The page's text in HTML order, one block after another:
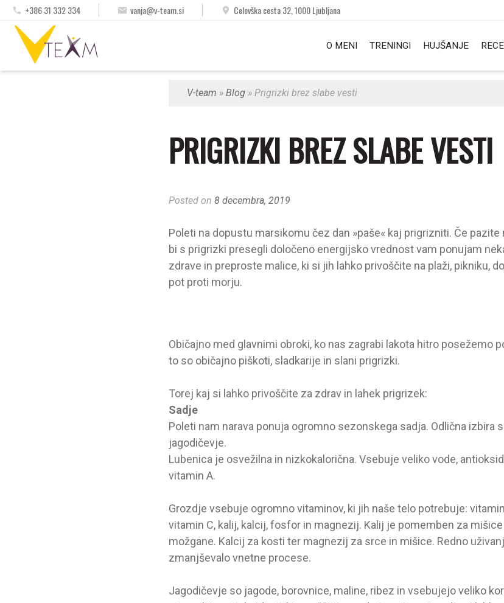
Skip
content
+386 31 332 334 vanja@v-team.si Celovška cesta 32, 1000 Ljubljana
O MENI TRENINGI HUJŠANJE
V-team »Blog »Prigrizki brez slabe vesti
PRIGRIZKI BREZ SLABE VESTI
Posted on8 decembra, 2019
Poleti na dopustu marsikomu čez dan »paše« kaj prigrizniti. Če
bi s prigrizki presegli določeno energijsko vrednost vam ponujam
zdrave in preproste malice, ki si jih lahko privoščite na plaži, pikniku,
pot proti morju.
Običajno med glavnimi obroki, ko nas zagrabi lakota hitro posežemo
to so običajno piškoti, sladkarije in slani prigrizki.
Torej kaj si lahko privoščite za zdrav in lahek prigrizek:
Sadje
Poleti nam narava ponuja ogromno sezonskega sadja. Odlična izbira
jagodičevje.
Lubenica je osvežilna in nizkokalorična. Vsebuje veliko vode,
vitamin A.
Grozdje vsebuje ogromno vitaminov, ki jih naše telo potrebuje:
vitamin C, kalij, kalcij, fosfor in magnezij. Kalij je pomemben za
možgane. Kalcij za kosti ter magnezij za srce in mišice. Redno
zmanjševalo vnetne procese.
Jagodičevje so jagode, borovnice, maline, ribez in vsebujejo veliko